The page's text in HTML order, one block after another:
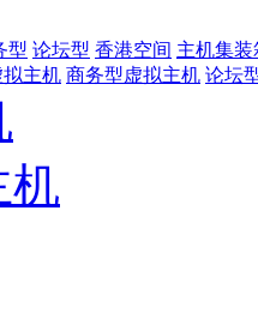
型 论坛型 香港空间 主机集装
拟主机 商务型虚拟主机 论坛
机